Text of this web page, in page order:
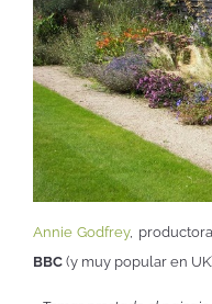
Annie Godfrey,
BBC (y muy popular en